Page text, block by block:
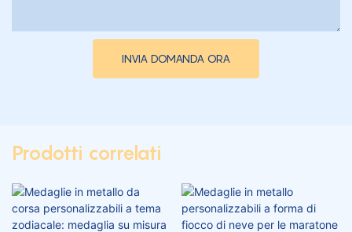
INVIA DOMANDA ORA
Prodotti correlati